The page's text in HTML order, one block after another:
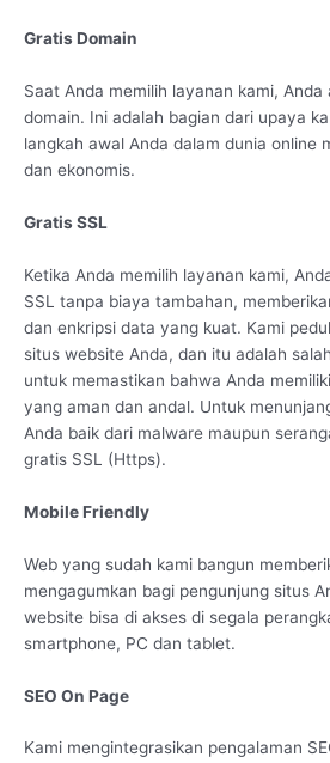
Gratis Domain
Saat Anda memilih layanan kami,
domain. Ini adalah bagian dari upaya
langkah awal Anda dalam dunia online
dan ekonomis.
Gratis SSL
Ketika Anda memilih layanan kami,
SSL tanpa biaya tambahan,
dan enkripsi data yang kuat. Kami
situs website Anda, dan itu adalah
untuk memastikan bahwa Anda
yang aman dan andal. Untuk
Anda baik dari malware maupun
gratis SSL (Https).
Mobile Friendly
Web yang sudah kami bangun
mengagumkan bagi pengunjung situs
website bisa di akses di segala
smartphone, PC dan tablet.
SEO On Page
Kami mengintegrasikan pengalaman